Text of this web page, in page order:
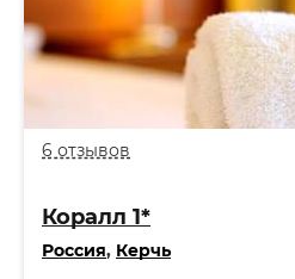
6 отзывов
Коралл 1*
Россия, Керчь